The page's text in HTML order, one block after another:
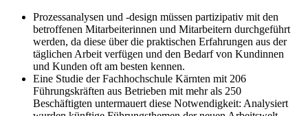
Prozessanalysen und -design müssen partizipativ mit den
betroffenen Mitarbeiterinnen und Mitarbeitern durchgeführt
werden, da diese über die praktischen Erfahrungen aus der
täglichen Arbeit verfügen und den Bedarf von Kundinnen
und Kunden oft am besten kennen.
Eine Studie der Fachhochschule Kärnten mit 206
Führungskräften aus Betrieben mit mehr als 250
Beschäftigten untermauert diese Notwendigkeit: Analysiert